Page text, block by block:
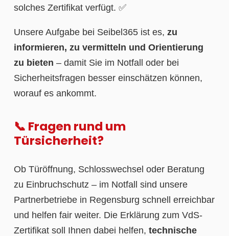
solches Zertifikat verfügt. ✅
Unsere Aufgabe bei Seibel365 ist es, zu
informieren, zu vermitteln und Orientierung
zu bieten – damit Sie im Notfall oder bei
Sicherheitsfragen besser einschätzen können,
worauf es ankommt.
📞 Fragen rund um
Türsicherheit?
Ob Türöffnung, Schlosswechsel oder Beratung
zu Einbruchschutz – im Notfall sind unsere
Partnerbetriebe in Regensburg schnell erreichbar
und helfen fair weiter. Die Erklärung zum VdS-
Zertifikat soll Ihnen dabei helfen, technische